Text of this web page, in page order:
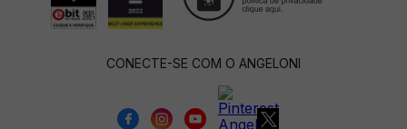
CONECTE-SE COM O ANGELONI